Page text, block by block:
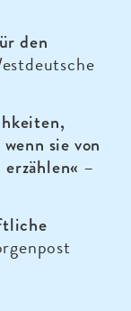
den
sie von
–